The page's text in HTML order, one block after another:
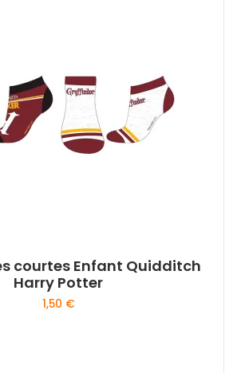
courtes Enfant Quidditch
Harry Potter
1,50 €